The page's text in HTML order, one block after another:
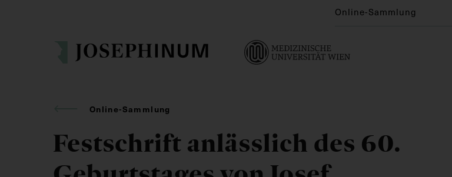
Online-Sammlung
Online-Sammlung
Festschrift anlässlich des 60.